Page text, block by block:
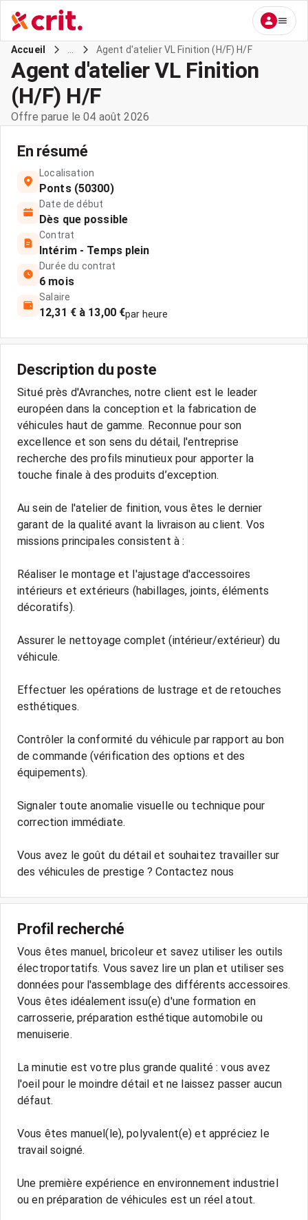
Accueil Agent d'atelier VL Finition (H/F) H/F
Agent d'atelier VL Finition
(H/F) H/F
Offre parue le 04 août 2026
En résumé
Localisation
Ponts (50300)
Date de début
Dès que possible
Contrat
Intérim - Temps plein
Durée du contrat
6 mois
Salaire
12,31 € à 13,00 €par heure
Description du poste
Situé près d'Avranches, notre client est le leader
européen dans la conception et la fabrication de
véhicules haut de gamme. Reconnue pour son
excellence et son sens du détail, l'entreprise
recherche des profils minutieux pour apporter la
touche finale à des produits d’exception.
Au sein de l'atelier de finition, vous êtes le dernier
garant de la qualité avant la livraison au client. Vos
missions principales consistent à :
Réaliser le montage et l'ajustage d'accessoires
intérieurs et extérieurs (habillages, joints, éléments
décoratifs).
Assurer le nettoyage complet (intérieur/extérieur) du
véhicule.
Effectuer les opérations de lustrage et de retouches
esthétiques.
Contrôler la conformité du véhicule par rapport au bon
de commande (vérification des options et des
équipements).
Signaler toute anomalie visuelle ou technique pour
correction immédiate.
Vous avez le goût du détail et souhaitez travailler sur
des véhicules de prestige ? Contactez nous
Profil recherché
Vous êtes manuel, bricoleur et savez utiliser les outils
électroportatifs. Vous savez lire un plan et utiliser ses
données pour l'assemblage des différents accessoires.
Vous êtes idéalement issu(e) d'une formation en
carrosserie, préparation esthétique automobile ou
menuiserie.
La minutie est votre plus grande qualité : vous avez
l'oeil pour le moindre détail et ne laissez passer aucun
défaut.
Vous êtes manuel(le), polyvalent(e) et appréciez le
travail soigné.
Une première expérience en environnement industriel